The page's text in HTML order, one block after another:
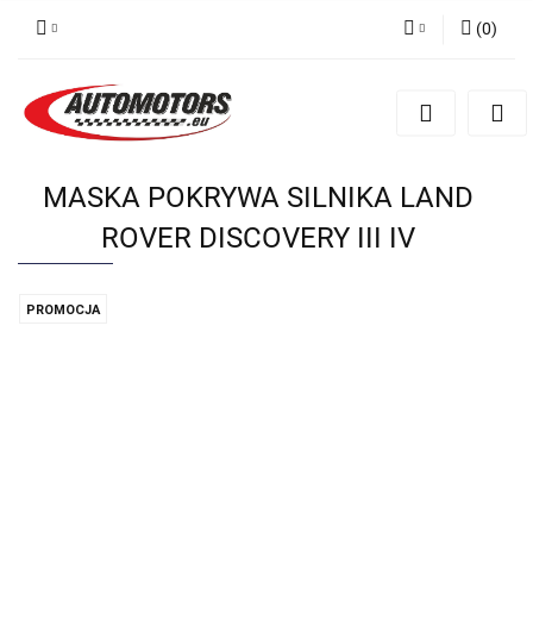
Zarejestruj się
(0)
MASKA POKRYWA SILNIKA LAND
ROVER DISCOVERY III IV
PROMOCJA